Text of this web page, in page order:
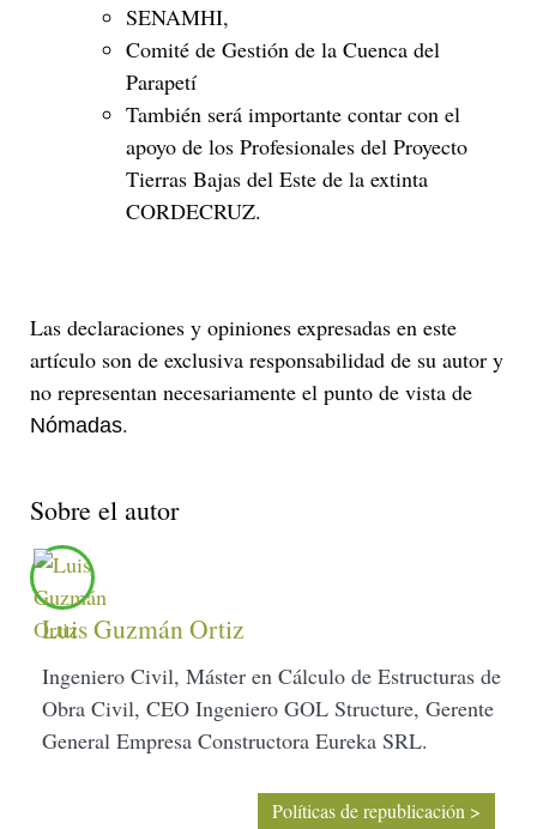
SENAMHI,
Comité de Gestión de la Cuenca del
Parapetí
También será importante contar con el
apoyo de los Profesionales del Proyecto
Tierras Bajas del Este de la extinta
CORDECRUZ.
Las declaraciones y opiniones expresadas en este
artículo son de exclusiva responsabilidad de su autor y
no representan necesariamente el punto de vista de
Nómadas.
Sobre el autor
Luis Guzmán Ortiz
Ingeniero Civil, Máster en Cálculo de Estructuras de
Obra Civil, CEO Ingeniero GOL Structure, Gerente
General Empresa Constructora Eureka SRL.
Políticas de republicación >